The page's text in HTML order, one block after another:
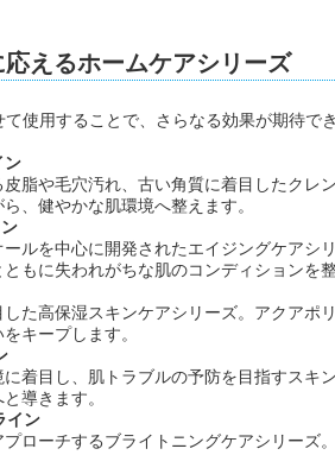
えるホームケアシリーズ
て使用することで、さらなる効果が期待で
ン
脂や毛穴汚れ、古い角質に着目したクレ
、健やかな肌環境へ整えます。
ルを中心に開発されたエイジングケアシ
もに失われがちな肌のコンディションを整
た高保湿スキンケアシリーズ。アクアポ
キープします。
着目し、肌トラブルの予防を目指すスキ
導きます。
イン
ローチするブライトニングケアシリーズ